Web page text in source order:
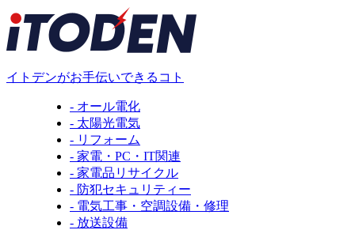
イトデンがお手伝いできるコト
- オール電化
- 太陽光電気
- リフォーム
- 家電・PC・IT関連
- 家電品リサイクル
- 防犯セキュリティー
- 電気工事・空調設備・修理
- 放送設備